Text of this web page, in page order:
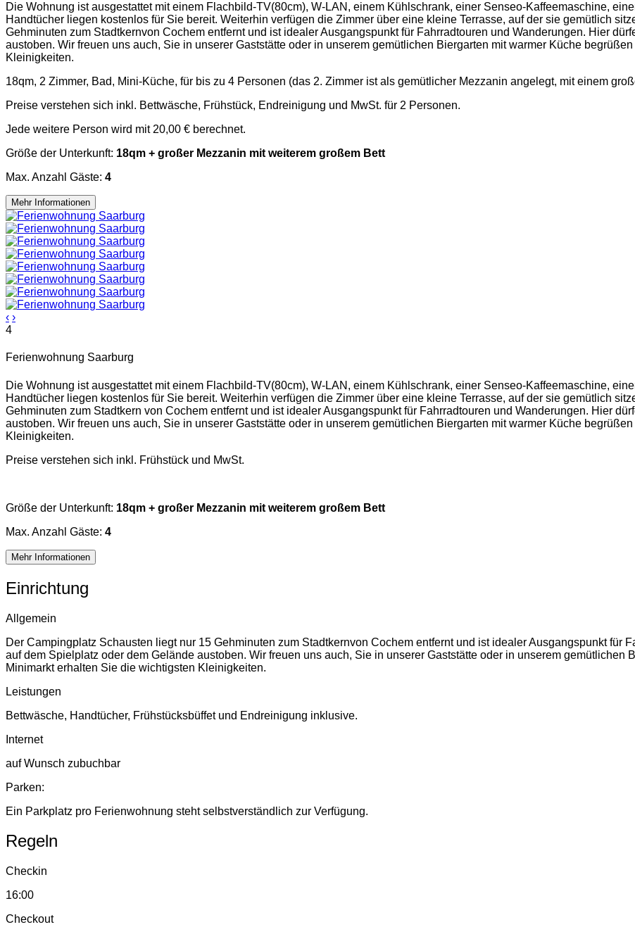
Die Wohnung ist ausgestattet mit einem Flachbild-TV(80cm), W-LAN, einem Kühlschrank, einer Senseo-Kaffeemaschine,
Handtücher liegen kostenlos für Sie bereit. Weiterhin verfügen die Zimmer über eine kleine Terrasse, auf der sie gemütlich
Gehminuten zum Stadtkernvon Cochem entfernt und ist idealer Ausgangspunkt für Fahrradtouren und Wanderungen. Hier
austoben. Wir freuen uns auch, Sie in unserer Gaststätte oder in unserem gemütlichen Biergarten mit warmer Küche
Kleinigkeiten.
18qm, 2 Zimmer, Bad, Mini-Küche, für bis zu 4 Personen (das 2. Zimmer ist als gemütlicher Mezzanin angelegt, mit einem
Preise verstehen sich inkl. Bettwäsche, Frühstück, Endreinigung und MwSt. für 2 Personen.
Jede weitere Person wird mit 20,00 € berechnet.
Größe der Unterkunft: 18qm + großer Mezzanin mit weiterem großem Bett
Max. Anzahl Gäste: 4
Mehr Informationen
‹ ›
4
Ferienwohnung Saarburg
Die Wohnung ist ausgestattet mit einem Flachbild-TV(80cm), W-LAN, einem Kühlschrank, einer Senseo-Kaffeemaschine,
Handtücher liegen kostenlos für Sie bereit. Weiterhin verfügen die Zimmer über eine kleine Terrasse, auf der sie gemütlich
Gehminuten zum Stadtkern von Cochem entfernt und ist idealer Ausgangspunkt für Fahrradtouren und Wanderungen. Hier
austoben. Wir freuen uns auch, Sie in unserer Gaststätte oder in unserem gemütlichen Biergarten mit warmer Küche
Kleinigkeiten.
Preise verstehen sich inkl. Frühstück und MwSt.
Größe der Unterkunft: 18qm + großer Mezzanin mit weiterem großem Bett
Max. Anzahl Gäste: 4
Mehr Informationen
Einrichtung
Allgemein
Der Campingplatz Schausten liegt nur 15 Gehminuten zum Stadtkernvon Cochem entfernt und ist idealer Ausgangspunkt für
auf dem Spielplatz oder dem Gelände austoben. Wir freuen uns auch, Sie in unserer Gaststätte oder in unserem gemütlichen
Minimarkt erhalten Sie die wichtigsten Kleinigkeiten.
Leistungen
Bettwäsche, Handtücher, Frühstücksbüffet und Endreinigung inklusive.
Internet
auf Wunsch zubuchbar
Parken:
Ein Parkplatz pro Ferienwohnung steht selbstverständlich zur Verfügung.
Regeln
Checkin
16:00
Checkout